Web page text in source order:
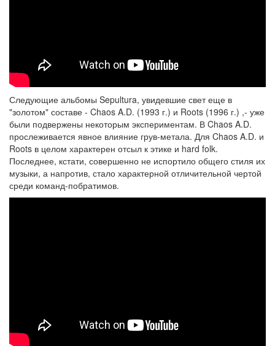
Следующие альбомы Sepultura, увидевшие свет еще в
"золотом" составе - Chaos A.D. (1993 г.) и Roots (1996 г.) ,- уже
были подвержены некоторым экспериментам. В Chaos A.D.
прослеживается явное влияние грув-метала. Для Chaos A.D. и
Roots в целом характерен отсыл к этике и hard folk.
Последнее, кстати, совершенно не испортило общего стиля их
музыки, а напротив, стало характерной отличительной чертой
среди команд-побратимов.